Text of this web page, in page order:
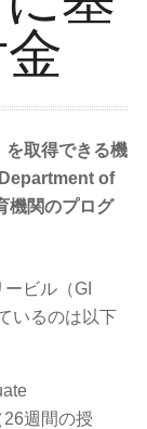
取得できる機
Department of
機関のプログ
ビル（GI
いるのは以下
週間の授